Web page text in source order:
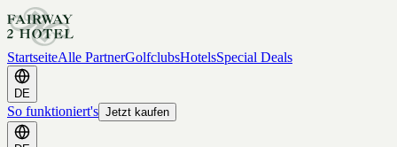
StartseiteAlle PartnerGolfclubsHotelsSpecial Deals
DE
So funktioniert's Jetzt kaufen